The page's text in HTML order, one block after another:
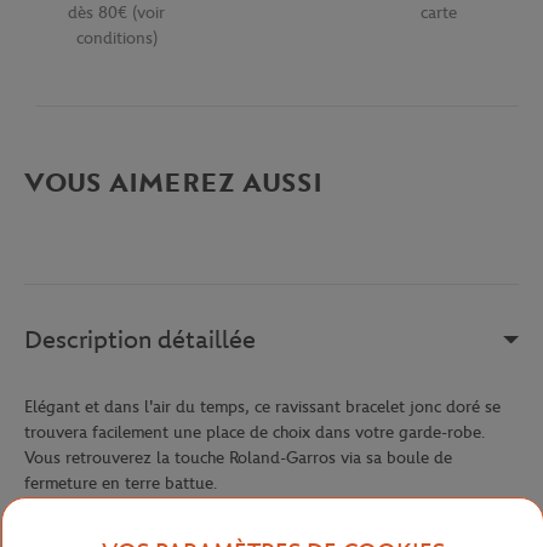
dès 80€ (voir
conditions)
carte
VOUS AIMEREZ AUSSI
Description détaillée
Elégant et dans l'air du temps, ce ravissant bracelet jonc doré se
trouvera facilement une place de choix dans votre garde-robe.
Vous retrouverez la touche Roland-Garros via sa boule de
fermeture en terre battue.